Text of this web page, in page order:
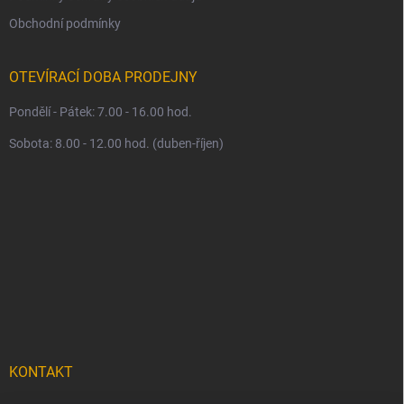
Obchodní podmínky
OTEVÍRACÍ DOBA PRODEJNY
Pondělí - Pátek: 7.00 - 16.00 hod.
Sobota: 8.00 - 12.00 hod. (duben-říjen)
KONTAKT